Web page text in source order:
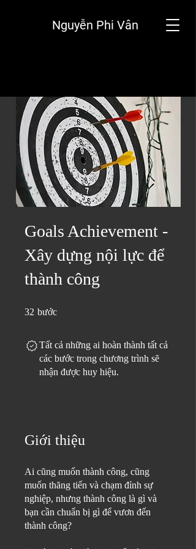
Nguyễn Phi Vân
Goals Achievement -
Xây dựng nội lực để
thành công
32 bước
Tất cả những ai hoàn thành tất cả
các bước trong chương trình sẽ
nhận được huy hiệu.
Giới thiệu
Ai cũng muốn thành công, cũng
muốn thăng tiến và chạm đỉnh sự
nghiệp, nhưng thành công là gì và
bạn cần chuẩn bị gì để vươn đến
thành công?